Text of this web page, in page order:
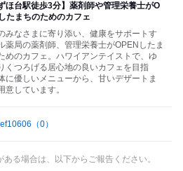
ほ台駅徒歩3分】薬剤師や管理栄養士がO
たまちのためのカフェ
みなさまに寄り添い、健康をサポートす
薬局の薬剤師、管理栄養士がOPENしたま
めのカフェ。ハワイアンテイストで、ゆ
くつろげる居心地の良いカフェを目指
に優しいメニューから、甘いデザートま
意しています。
（0）
る場合は、以下からご報告ください。